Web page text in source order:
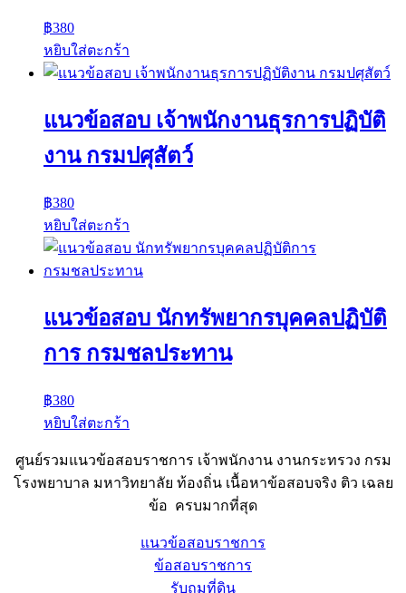
฿380
หยิบใส่ตะกร้า
แนวข้อสอบ เจ้าพนักงานธุรการปฏิบัติ
งาน กรมปศุสัตว์
฿380
หยิบใส่ตะกร้า
แนวข้อสอบ นักทรัพยากรบุคคลปฏิบัติ
การ กรมชลประทาน
฿380
หยิบใส่ตะกร้า
ศูนย์รวมแนวข้อสอบราชการ เจ้าพนักงาน งานกระทรวง กรม
โรงพยาบาล มหาวิทยาลัย ท้องถิ่น เนื้อหาข้อสอบจริง ติว เฉลย
ข้อ ครบมากที่สุด
แนวข้อสอบราชการ
ข้อสอบราชการ
รับถมที่ดิน